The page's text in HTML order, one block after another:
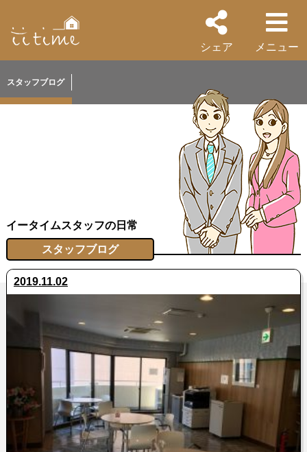
シェア メニュー
スタッフブログ
イータイムスタッフの日常
スタッフブログ
2019.11.02